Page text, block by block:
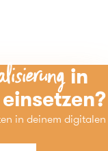
in
in deinem digitalen